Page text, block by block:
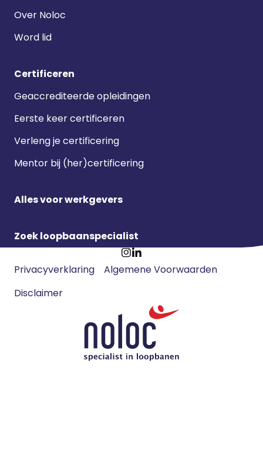
Over Noloc
Word lid
Certificeren
Geaccrediteerde opleidingen
Eerste keer certificeren
Verleng je certificering
Mentor bij (her)certificering
Alles voor werkgevers
Zoek loopbaanspecialist
GaGa
Footer
navigatie
Privacyverklaring
Algemene Voorwaarden
Disclaimer